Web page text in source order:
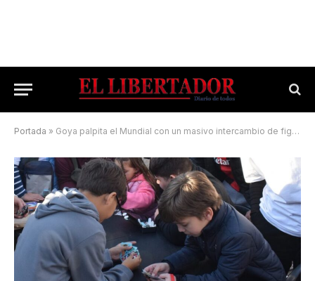
Portada » Goya palpita el Mundial con un masivo intercambio de figuritas